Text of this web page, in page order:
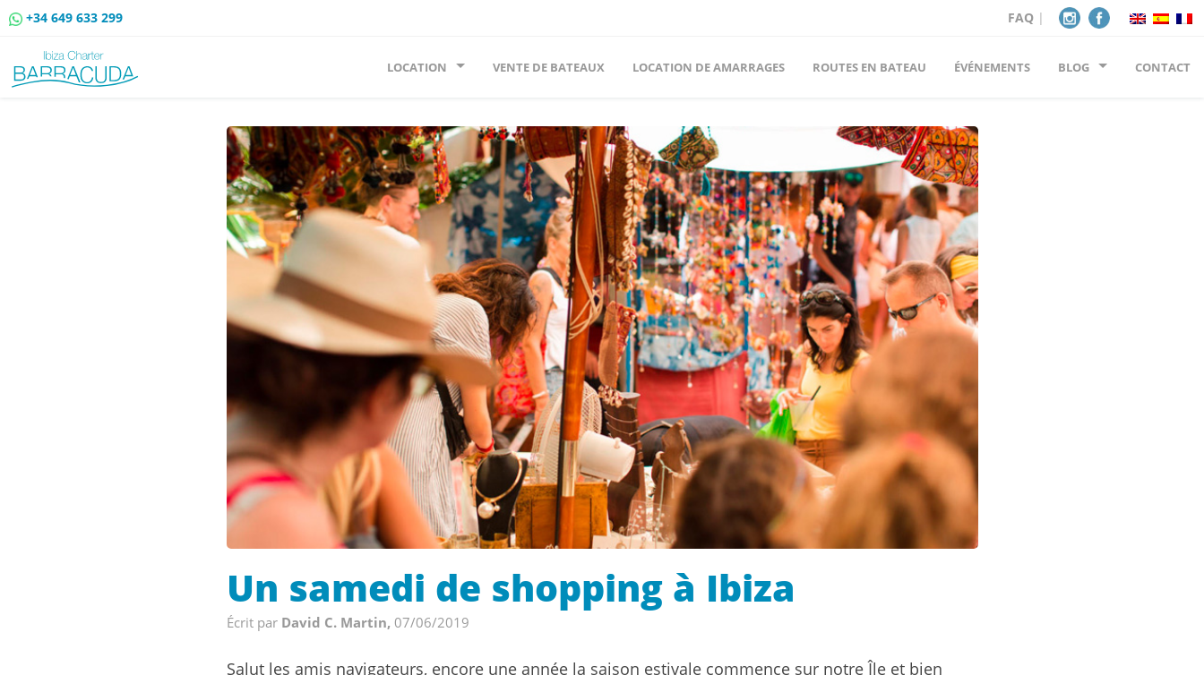
+34 649 633 299 FAQ|
LOCATION VENTE DE BATEAUX LOCATION DE AMARRAGES ROUTES EN BATEAU ÉVÉNEMENTS BLOG CONTACT
Un samedi de shopping à Ibiza
Écrit par David C. Martin, 07/06/2019
Salut les amis navigateurs, encore une année la saison estivale commence sur notre Île et bien